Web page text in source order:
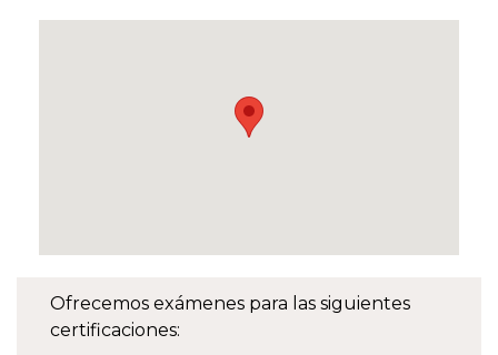
Ofrecemos exámenes para las siguientes
certificaciones: